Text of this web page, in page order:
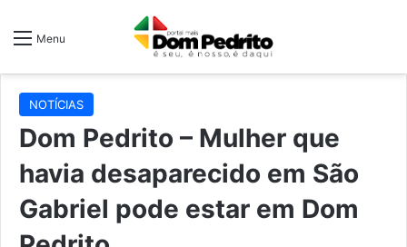
Menu
NOTÍCIAS
Dom Pedrito – Mulher que
havia desaparecido em São
Gabriel pode estar em Dom